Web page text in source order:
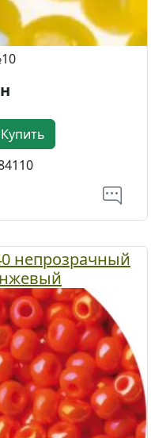
Купить
непрозрачный